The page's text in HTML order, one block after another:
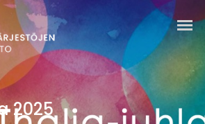
2025